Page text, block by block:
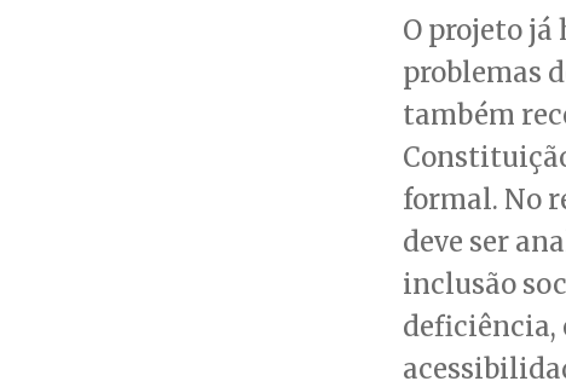
O projeto já
problemas
também
formal. No
deve ser
inclusão
deficiência,